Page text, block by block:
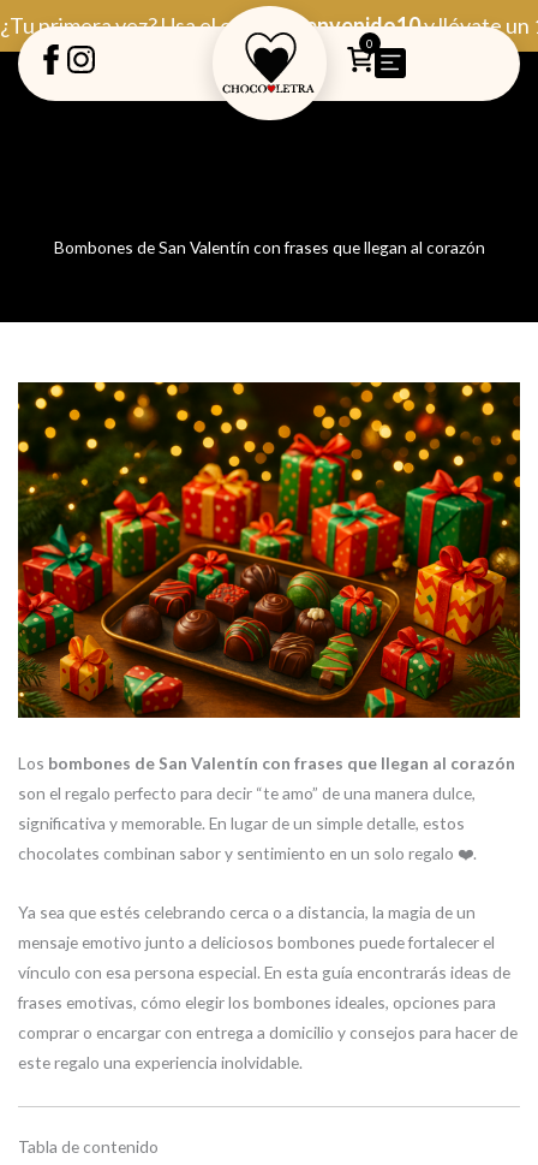
al
contenido
¿Tu primera vez? Usa el código Bienvenido10y llévate un
0
Bombones de San Valentín con frases que llegan al corazón
Los bombones de San Valentín con frases que llegan al corazón
son el regalo perfecto para decir “te amo” de una manera dulce,
significativa y memorable. En lugar de un simple detalle, estos
chocolates combinan sabor y sentimiento en un solo regalo ❤️.
Ya sea que estés celebrando cerca o a distancia, la magia de un
mensaje emotivo junto a deliciosos bombones puede fortalecer el
vínculo con esa persona especial. En esta guía encontrarás ideas de
frases emotivas, cómo elegir los bombones ideales, opciones para
comprar o encargar con entrega a domicilio y consejos para hacer de
este regalo una experiencia inolvidable.
Tabla de contenido